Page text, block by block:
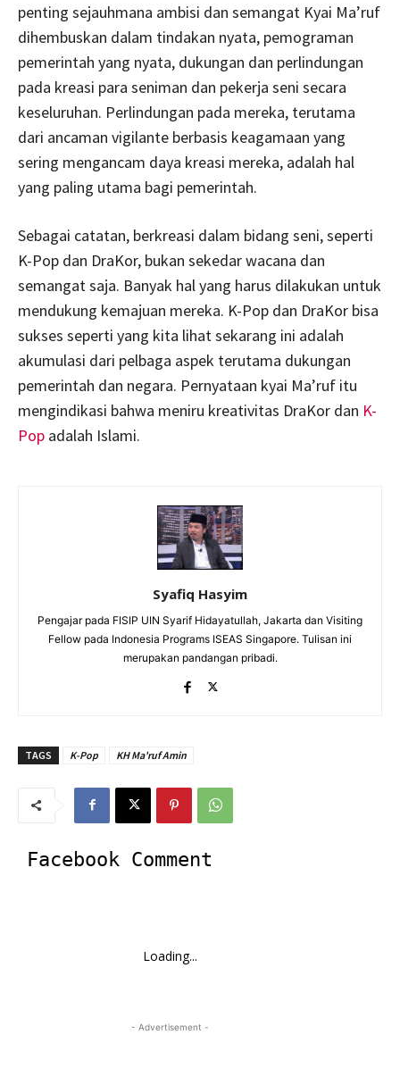
penting sejauhmana ambisi dan semangat Kyai Ma’ruf
dihembuskan dalam tindakan nyata, pemograman
pemerintah yang nyata, dukungan dan perlindungan
pada kreasi para seniman dan pekerja seni secara
keseluruhan. Perlindungan pada mereka, terutama
dari ancaman vigilante berbasis keagamaan yang
sering mengancam daya kreasi mereka, adalah hal
yang paling utama bagi pemerintah.
Sebagai catatan, berkreasi dalam bidang seni, seperti
K-Pop dan DraKor, bukan sekedar wacana dan
semangat saja. Banyak hal yang harus dilakukan untuk
mendukung kemajuan mereka. K-Pop dan DraKor bisa
sukses seperti yang kita lihat sekarang ini adalah
akumulasi dari pelbaga aspek terutama dukungan
pemerintah dan negara. Pernyataan kyai Ma’ruf itu
mengindikasi bahwa meniru kreativitas DraKor dan K-
Pop adalah Islami.
Syafiq Hasyim
Pengajar pada FISIP UIN Syarif Hidayatullah, Jakarta dan Visiting
Fellow pada Indonesia Programs ISEAS Singapore. Tulisan ini
merupakan pandangan pribadi.
TAGS K-Pop KH Ma'ruf Amin
Facebook Comment
Loading...
- Advertisement -